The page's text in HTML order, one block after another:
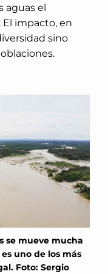
aguas el
impacto, en
sino
se mueve mucha
uno de los más
Foto: Sergio